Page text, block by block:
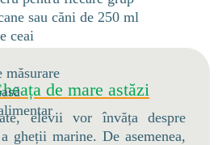
sau căni de 250 ml
ceai
măsurare
de mare astăzi
elevii vor învăța despre
gheții marine. De asemenea,